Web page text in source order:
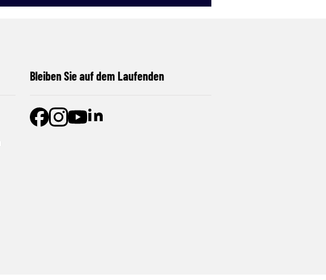
Bleiben Sie auf dem Laufenden